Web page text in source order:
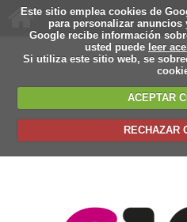
Este sitio emplea cookies de
para personalizar anuncios
Google recibe información
usted puede leer
Si utiliza este sitio web, se
ACEPTAR
RECHAZAR